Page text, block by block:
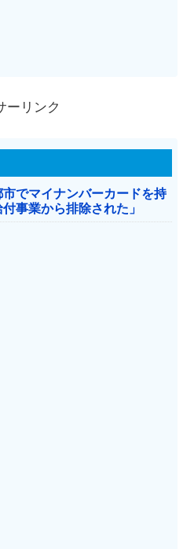
ーリンク
でマイナンバーカードを持
事業から排除された」